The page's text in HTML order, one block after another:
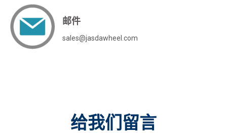
邮件
sales@jasdawheel.com
给我们留言